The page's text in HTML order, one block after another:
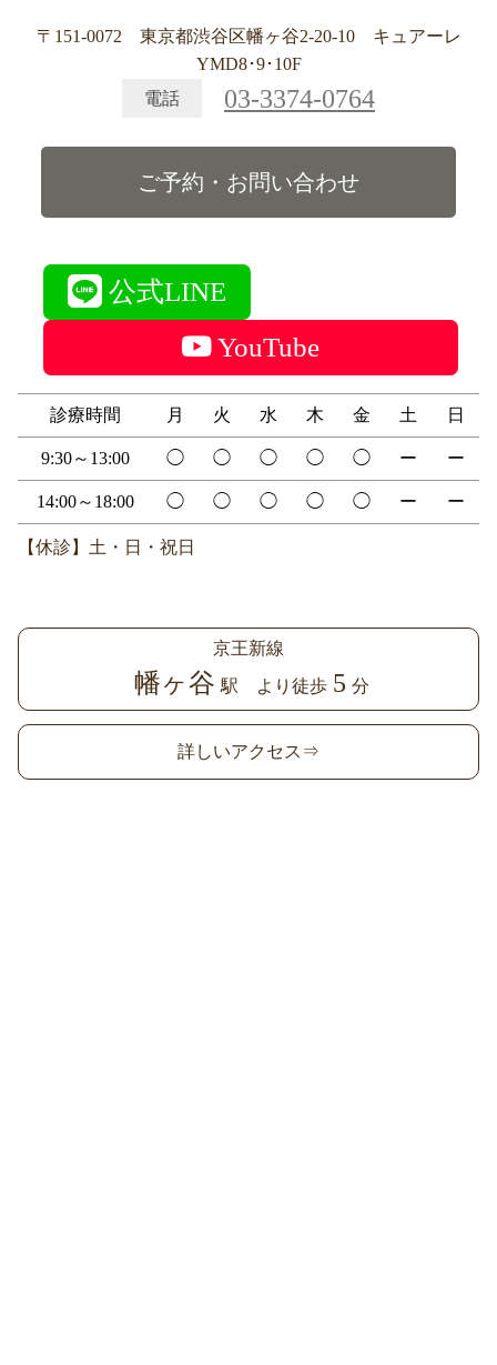
〒151-0072 東京都渋谷区幡ヶ谷2-20-10 キュアーレ
YMD8･9･10F
電話
03-3374-0764
ご予約・お問い合わせ
公式LINE
YouTube
診療時間 月 火 水 木 金 土 日
9:30～13:00 ◯ ◯ ◯ ◯ ◯ ー ー
14:00～18:00 ◯ ◯ ◯ ◯ ◯ ー ー
【休診】土・日・祝日
京王新線
幡ヶ谷 駅 より徒歩 5 分
詳しいアクセス⇒